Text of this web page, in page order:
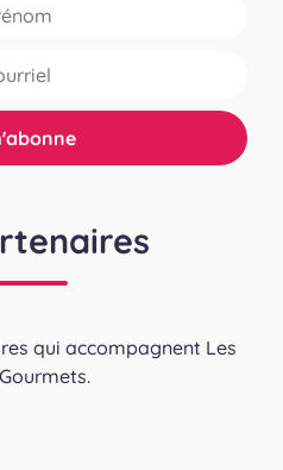
qui accompagnent Les